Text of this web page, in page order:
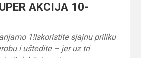
AKCIJA 10-
1!Iskoristite sjajnu priliku
i uštedite – jer uz tri